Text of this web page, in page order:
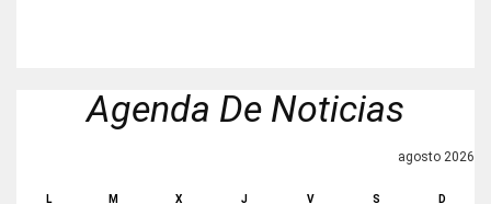
Agenda De Noticias
agosto 2026
L M X J V S D